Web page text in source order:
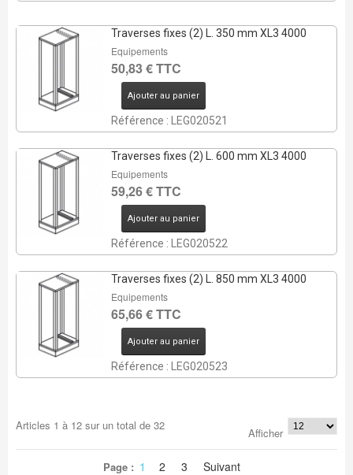
Traverses fixes (2) L. 350 mm XL3 4000
Equipements
50,83 € TTC
Ajouter au panier
Référence : LEG020521
Traverses fixes (2) L. 600 mm XL3 4000
Equipements
59,26 € TTC
Ajouter au panier
Référence : LEG020522
Traverses fixes (2) L. 850 mm XL3 4000
Equipements
65,66 € TTC
Ajouter au panier
Référence : LEG020523
Articles 1 à 12sur un total de 32
Afficher
Page : 1 2 3 Suivant